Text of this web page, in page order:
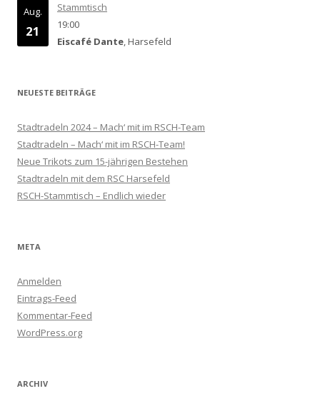
Aug.
21
Stammtisch
19:00
Eiscafé Dante, Harsefeld
NEUESTE BEITRÄGE
Stadtradeln 2024 – Mach‘ mit im RSCH-Team
Stadtradeln – Mach‘ mit im RSCH-Team!
Neue Trikots zum 15-jährigen Bestehen
Stadtradeln mit dem RSC Harsefeld
RSCH-Stammtisch – Endlich wieder
META
Anmelden
Eintrags-Feed
Kommentar-Feed
WordPress.org
ARCHIV